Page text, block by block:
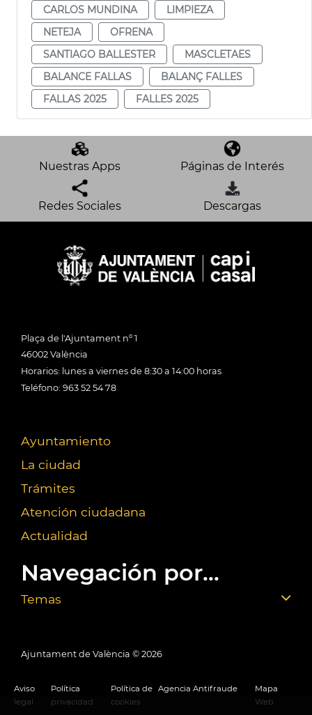
CARLOS MUNDINA
LIMPIEZA
NETEJA
OFRENA
SANTIAGO BALLESTER
MASCLETAES
BALANCE FALLAS
BALANÇ FALLES
FALLAS 2025
FALLES 2025
Nuestras Apps Páginas de Interés
Redes Sociales Descargas
Plaça de l'Ajuntament nº 1
46002 València
Horarios: lunes a viernes de 8:30 a 14:00 horas
Teléfono: 963 52 54 78
Ayuntamiento
La ciudad
Trámites
Atención ciudadana
Actualidad
Navegación por...
Temas
Ajuntament de València © 2026
Aviso
legal
Política
privacidad
Política de
cookies
Agencia Antifraude
Mapa
Web